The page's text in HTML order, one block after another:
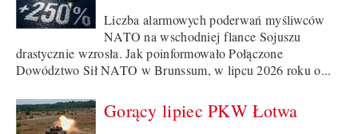
Liczba alarmowych poderwań myśliwców
NATO na wschodniej flance Sojuszu
drastycznie wzrosła. Jak poinformowało Połączone
Dowództwo Sił NATO w Brunssum, w lipcu 2026 roku o...
Gorący lipiec PKW Łotwa